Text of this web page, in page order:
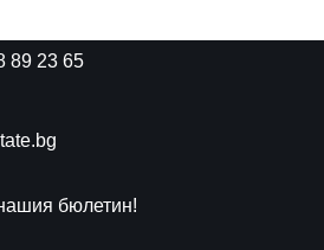
89 23 65
бюлетин!